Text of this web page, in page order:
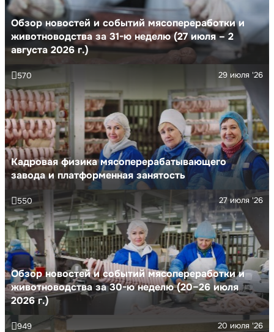
Обзор новостей и событий мясопереработки и
животноводства за 31-ю неделю (27 июля – 2
августа 2026 г.)
Кадровая физика мясоперерабатывающего
завода и платформенная занятость
29 июля '26
570
Обзор новостей и событий мясопереработки и
животноводства за 30-ю неделю (20–26 июля
2026 г.)
27 июля '26
550
20 июля '26
949